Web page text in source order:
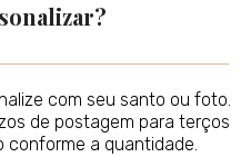
com seu santo ou foto.
de postagem para terços
conforme a quantidade.